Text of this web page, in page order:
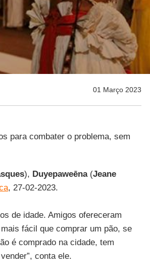
01 Março 2023
para combater o problema, sem
), Duyepaweēna(Jeane
, 27-02-2023.
de idade. Amigos ofereceram
fácil que comprar um pão, se
é comprado na cidade, tem
conta ele.